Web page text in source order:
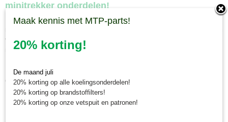
minitrekker onderdelen!
Minitractorparts heeft een groot assortiment onderdelen op het gebied van
verkopen deze onderdelen met als specialisme de Japanse
minitractormerken Yanmar, Iseki, Kubota en Shibaura.
Minitractorparts.nl heeft een groot assortiment onderdelen, waaronder
deze toplager, voor uw Kubota Bulltra B 1-14, B 1-15, Kubota B 1200, B
1400, B 1402, B 1600, B 1702, B 1902, Kubota B 5000, B 6001, B 7001,
B 7100, Kubota Aste A 15, A 17, A 19, A 155, A 175, A 195, Hinomoto CX
Maak kennis met MTP-parts!
20% korting!
De maand juli
20% korting op alle koelingsonderdelen!
20% korting op brandstoffilters!
20% korting op onze vetspuit en patronen!